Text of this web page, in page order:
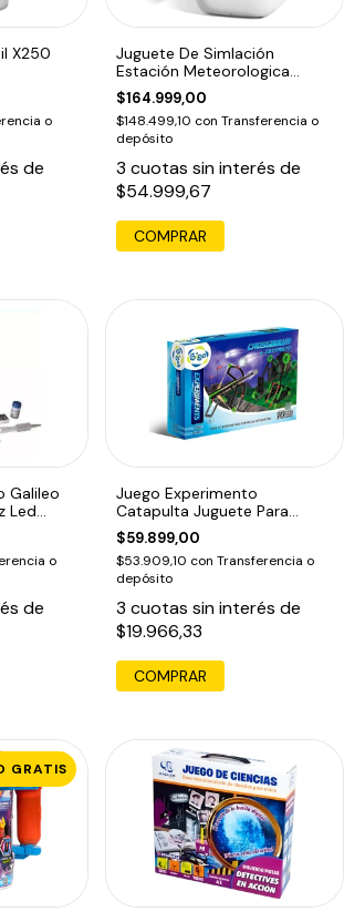
X250
o
de
Juguete De Simlación
Estación Meteorologica
Educativo Blanco
$164.999,00
$148.499,10 con Transferencia o
depósito
3 cuotas sin interés de
$54.999,67
Galileo
Led
o
de
Juego Experimento
Catapulta Juguete Para
Armar Gigo 7406 Edu
$59.899,00
$53.909,10 con Transferencia o
depósito
3 cuotas sin interés de
$19.966,33
COMPRAR
GRATIS